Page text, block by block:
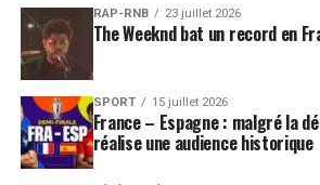
au supermarché. C’est sacré. On
désacraliser le truc parce qu’on ne se
Mais on touche à quelque chose qui
remuer les tripes.
Parlons justement de ces accidents
Dans l’album, quand on tend
RAP-RNB 23 juillet 2026
The Weeknd bat un record en
SPORT 15 juillet 2026
France – Espagne : malgré la
réalise une audience historique